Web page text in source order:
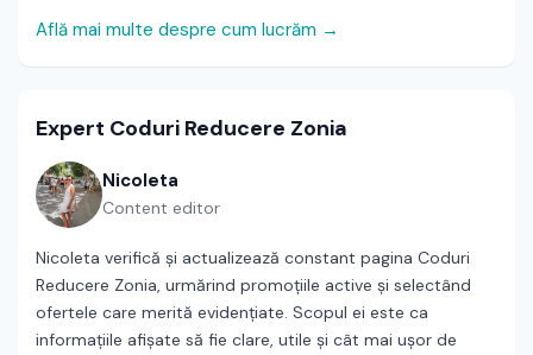
Află mai multe despre cum lucrăm →
Expert Coduri Reducere Zonia
Nicoleta
Content editor
Nicoleta verifică și actualizează constant pagina Coduri
Reducere Zonia, urmărind promoțiile active și selectând
ofertele care merită evidențiate. Scopul ei este ca
informațiile afișate să fie clare, utile și cât mai ușor de